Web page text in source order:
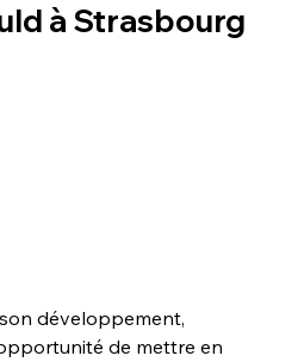
à Strasbourg
développement,
de mettre en